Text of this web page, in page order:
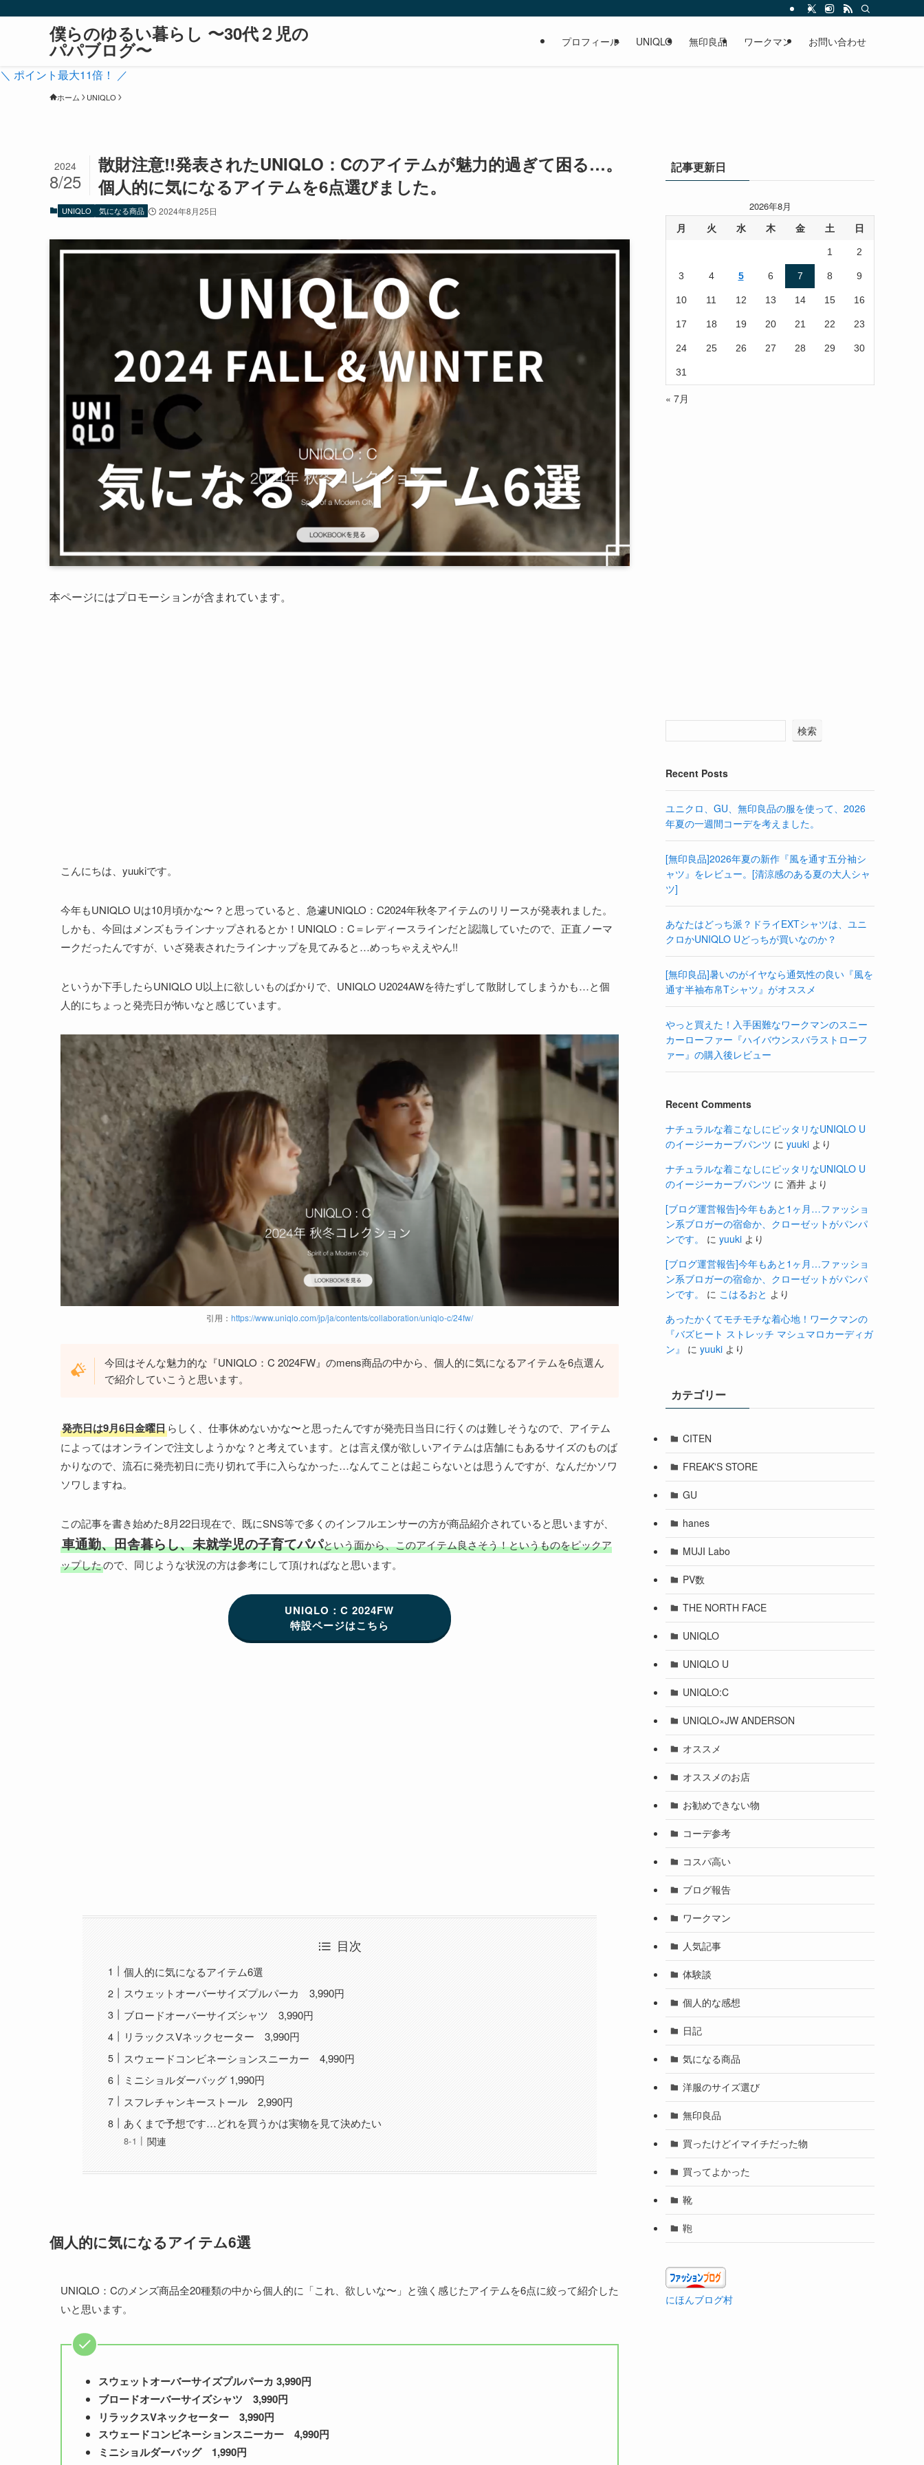
僕らのゆるい暮らし 〜30代２児の
パパブログ〜 プロフィール UNIQLO 無印良品 ワークマン お問い合わせ
＼ ポイント最大11倍！ ／
ホーム UNIQLO
散財注意!!発表されたUNIQLO：Cのアイテムが魅力的過ぎて困る…。
個人的に気になるアイテムを6点選びました。
2024
8/25
UNIQLO 気になる商品 2024年8月25日
本ページにはプロモーションが含まれています。
こんにちは、yuukiです。
今年もUNIQLO Uは10月頃かな〜？と思っていると、急遽UNIQLO：C2024年秋冬アイテムのリリースが発表れました。
しかも、今回はメンズもラインナップされるとか！UNIQLO：C＝レディースラインだと認識していたので、正直ノーマ
ークだったんですが、いざ発表されたラインナップを見てみると…めっちゃええやん!!
というか下手したらUNIQLO U以上に欲しいものばかりで、UNIQLO U2024AWを待たずして散財してしまうかも…と個
人的にちょっと発売日が怖いなと感じています。
引用： https://www.uniqlo.com/jp/ja/contents/collaboration/uniqlo-c/24fw/
今回はそんな魅力的な『UNIQLO：C 2024FW』のmens商品の中から、個人的に気になるアイテムを6点選ん
で紹介していこうと思います。
発売日は9月6日金曜日らしく、仕事休めないかな〜と思ったんですが発売日当日に行くのは難しそうなので、アイテム
によってはオンラインで注文しようかな？と考えています。とは言え僕が欲しいアイテムは店舗にもあるサイズのものば
かりなので、流石に発売初日に売り切れて手に入らなかった…なんてことは起こらないとは思うんですが、なんだかソワ
ソワしますね。
この記事を書き始めた8月22日現在で、既にSNS等で多くのインフルエンサーの方が商品紹介されていると思いますが、
車通勤、田舎暮らし、未就学児の子育てパパという面から、このアイテム良さそう！というものをピックア
ップしたので、同じような状況の方は参考にして頂ければなと思います。
UNIQLO：C 2024FW
特設ページはこちら
目次
個人的に気になるアイテム6選
スウェットオーバーサイズプルパーカ 3,990円
ブロードオーバーサイズシャツ 3,990円
リラックスVネックセーター 3,990円
スウェードコンビネーションスニーカー 4,990円
ミニショルダーバッグ 1,990円
スフレチャンキーストール 2,990円
あくまで予想です…どれを買うかは実物を見て決めたい
関連
個人的に気になるアイテム6選
UNIQLO：Cのメンズ商品全20種類の中から個人的に「これ、欲しいな〜」と強く感じたアイテムを6点に絞って紹介した
いと思います。
スウェットオーバーサイズプルパーカ 3,990円
ブロードオーバーサイズシャツ
3,990円
リラックスVネックセーター
3,990円
スウェードコンビネーションスニーカー 4,990円
ミニショルダーバッグ
1,990円
記事更新日
2026年8月
月 火 水 木 金 土 日
1 2
3 4 5 6 7 8 9
10 11 12 13 14 15 16
17 18 19 20 21 22 23
24 25 26 27 28 29 30
31
« 7月
検索
Recent Posts
ユニクロ、GU、無印良品の服を使って、2026
年夏の一週間コーデを考えました。
[無印良品]2026年夏の新作『風を通す五分袖シ
ャツ』をレビュー。[清涼感のある夏の大人シャ
ツ]
あなたはどっち派？ドライEXTシャツは、ユニ
クロかUNIQLO Uどっちが買いなのか？
[無印良品]暑いのがイヤなら通気性の良い『風を
通す半袖布帛Tシャツ』がオススメ
やっと買えた！入手困難なワークマンのスニー
カーローファー『ハイバウンスバラストローフ
ァー』の購入後レビュー
Recent Comments
ナチュラルな着こなしにピッタリなUNIQLO U
のイージーカーブパンツ に yuuki より
ナチュラルな着こなしにピッタリなUNIQLO U
のイージーカーブパンツ に 酒井 より
[ブログ運営報告]今年もあと1ヶ月…ファッショ
ン系ブロガーの宿命か、クローゼットがパンパ
ンです。
に yuuki より
[ブログ運営報告]今年もあと1ヶ月…ファッショ
ン系ブロガーの宿命か、クローゼットがパンパ
ンです。
に こはるおと より
あったかくてモチモチな着心地！ワークマンの
『バズヒート ストレッチ マシュマロカーディガ
ン』
に yuuki より
カテゴリー
CITEN
FREAK'S STORE
GU
hanes
MUJI Labo
PV数
THE NORTH FACE
UNIQLO
UNIQLO U
UNIQLO:C
UNIQLO×JW ANDERSON
オススメ
オススメのお店
お勧めできない物
コーデ参考
コスパ高い
ブログ報告
ワークマン
人気記事
体験談
個人的な感想
日記
気になる商品
洋服のサイズ選び
無印良品
買ったけどイマイチだった物
買ってよかった
靴
鞄
にほんブログ村